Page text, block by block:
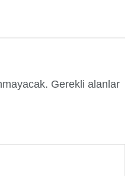
Gerekli alanlar